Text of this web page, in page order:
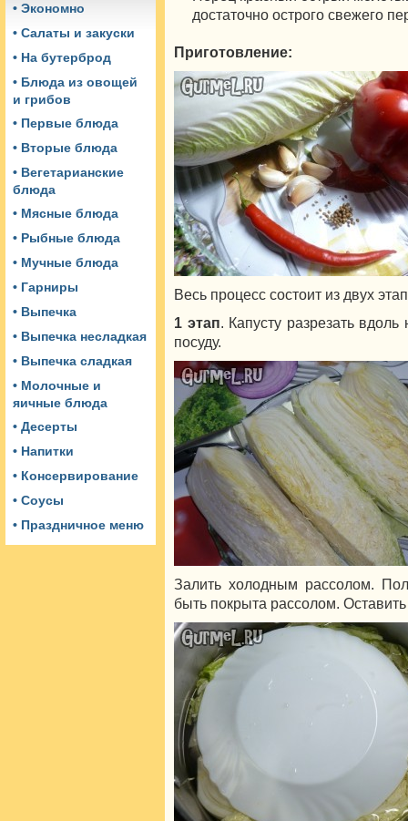
• Экономно
• Салаты и закуски
• На бутерброд
• Блюда из овощей
и грибов
• Первые блюда
• Вторые блюда
• Вегетарианские
блюда
• Мясные блюда
• Рыбные блюда
• Мучные блюда
• Гарниры
• Выпечка
• Выпечка несладкая
• Выпечка сладкая
• Молочные и
яичные блюда
• Десерты
• Напитки
• Консервирование
• Соусы
• Праздничное меню
достаточно острого свежего
Приготовление:
Весь процесс состоит из двух
1 этап . Капусту разрезать
посуду.
Залить холодным рассолом.
быть покрыта рассолом.